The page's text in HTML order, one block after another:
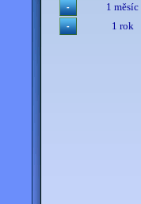
1 měsíc
1 rok